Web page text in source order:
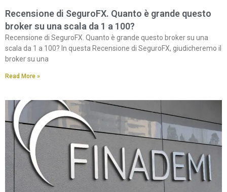
Recensione di SeguroFX. Quanto è grande questo
broker su una scala da 1 a 100?
Recensione di SeguroFX. Quanto è grande questo broker su una
scala da 1 a 100? In questa Recensione di SeguroFX, giudicheremo il
broker su una
Read More »